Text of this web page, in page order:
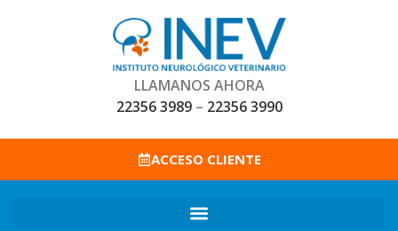
LLAMANOS AHORA
22356 3989– 22356 3990
ACCESO CLIENTE